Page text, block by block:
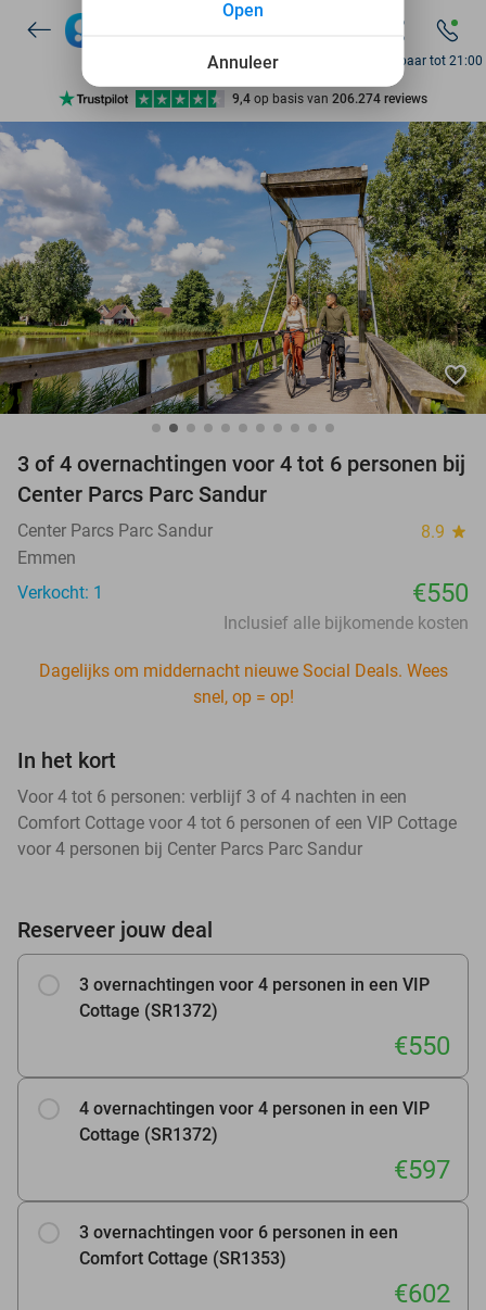
7 dagen per week beschikbaar
10+ miljoen leden
9,4 op basis van 206.274 reviews
7 dagen per week beschikbaar
10+ miljoen leden
Bereikbaar tot 21:00
favorite_border
3 of 4 overnachtingen voor 4 tot 6 personen bij
Center Parcs Parc Sandur
Center Parcs Parc Sandur 8.9 star
Emmen
Verkocht: 1
€550
Inclusief alle bijkomende kosten
Dagelijks om middernacht nieuwe Social Deals. Wees
snel, op = op!
In het kort
Voor 4 tot 6 personen: verblijf 3 of 4 nachten in een
Comfort Cottage voor 4 tot 6 personen of een VIP Cottage
voor 4 personen bij Center Parcs Parc Sandur
Reserveer jouw deal
3 overnachtingen voor 4 personen in een VIP
Cottage (SR1372)
€550
4 overnachtingen voor 4 personen in een VIP
Cottage (SR1372)
€597
3 overnachtingen voor 6 personen in een
Comfort Cottage (SR1353)
€602
Annuleer
Open